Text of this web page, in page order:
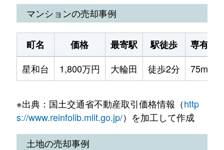
マンションの売却事例
町名 価格 最寄駅 駅徒歩
専有面
星和台
1,800万円 大輪田 徒歩2分 75m²
※出典：国土交通省不動産取引価格情報（http
s://www.reinfolib.mlit.go.jp/）を加工して作成
土地の売却事例